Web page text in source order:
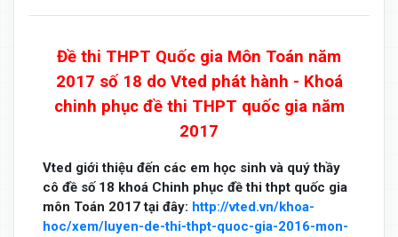
Đề thi THPT Quốc gia Môn Toán năm
2017 số 18 do Vted phát hành - Khoá
chinh phục đề thi THPT quốc gia năm
2017
Vted giới thiệu đến các em học sinh và quý thầy
cô đề số 18 khoá Chinh phục đề thi thpt quốc gia
môn Toán 2017 tại đây: http://vted.vn/khoa-
hoc/xem/luyen-de-thi-thpt-quoc-gia-2016-mon-